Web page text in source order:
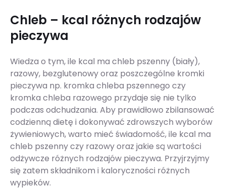
Chleb – kcal różnych rodzajów
pieczywa
Wiedza o tym, ile kcal ma chleb pszenny (biały),
razowy, bezglutenowy oraz poszczególne kromki
pieczywa np. kromka chleba pszennego czy
kromka chleba razowego przydaje się nie tylko
podczas odchudzania. Aby prawidłowo zbilansować
codzienną dietę i dokonywać zdrowszych wyborów
żywieniowych, warto mieć świadomość, ile kcal ma
chleb pszenny czy razowy oraz jakie są wartości
odżywcze różnych rodzajów pieczywa. Przyjrzyjmy
się zatem składnikom i kaloryczności różnych
wypieków.